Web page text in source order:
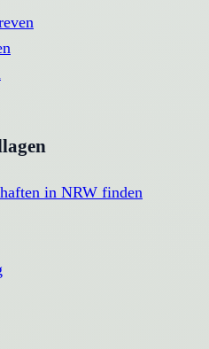
in NRW finden